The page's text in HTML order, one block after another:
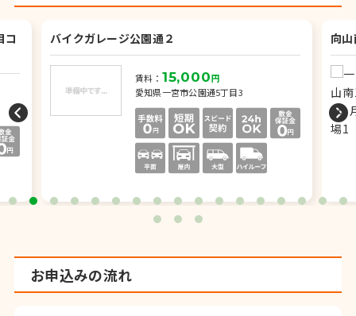
コ バイクガレージ公園通２
賃料： 15,000円
愛知県一宮市公園通5丁目3
向
お申込みの流れ